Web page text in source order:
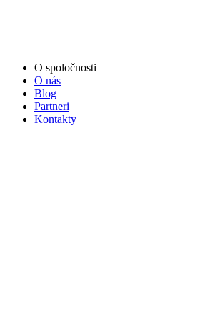
O spoločnosti
O nás
Blog
Partneri
Kontakty